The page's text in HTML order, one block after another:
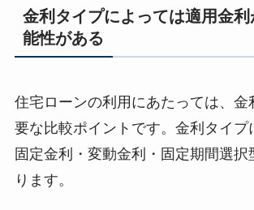
金利タイプによっては適用金
能性がある
住宅ローンの利用にあたっては、金
要な比較ポイントです。金利タイプ
固定金利・変動金利・固定期間選択
ります。